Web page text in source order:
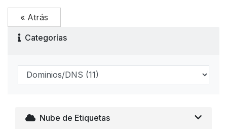
« Atrás
Categorías
Nube de Etiquetas